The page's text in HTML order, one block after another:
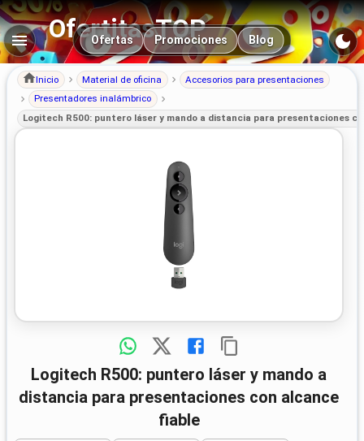
OfertitasTOP
Navegación principal
Ofertas Promociones Blog
Inicio Material de oficina
Accesorios para presentaciones
Presentadores inalámbrico
Logitech R500: puntero láser y mando a distancia para presentaciones
Logitech R500: puntero láser y mando a
distancia para presentaciones con alcance
fiable